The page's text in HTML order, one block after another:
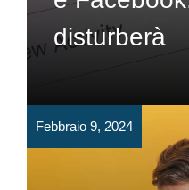
disturberà
Febbraio 9, 2024